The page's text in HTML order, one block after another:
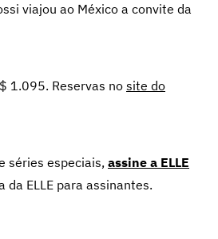
viajou ao México a convite da
1.095. Reservas no site do
séries especiais, assine a ELLE
da ELLE para assinantes.